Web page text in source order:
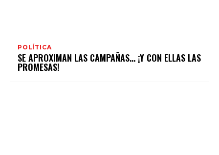
POLÍTICA
SE APROXIMAN LAS CAMPAÑAS… ¡Y CON ELLAS LAS
PROMESAS!